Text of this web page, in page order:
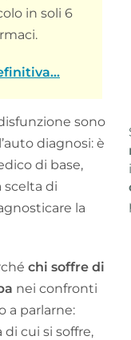
in soli 6
sono
diagnosi: è
di base,
scelta di
la
chi soffre di
nei confronti
a parlarne:
cui si soffre,